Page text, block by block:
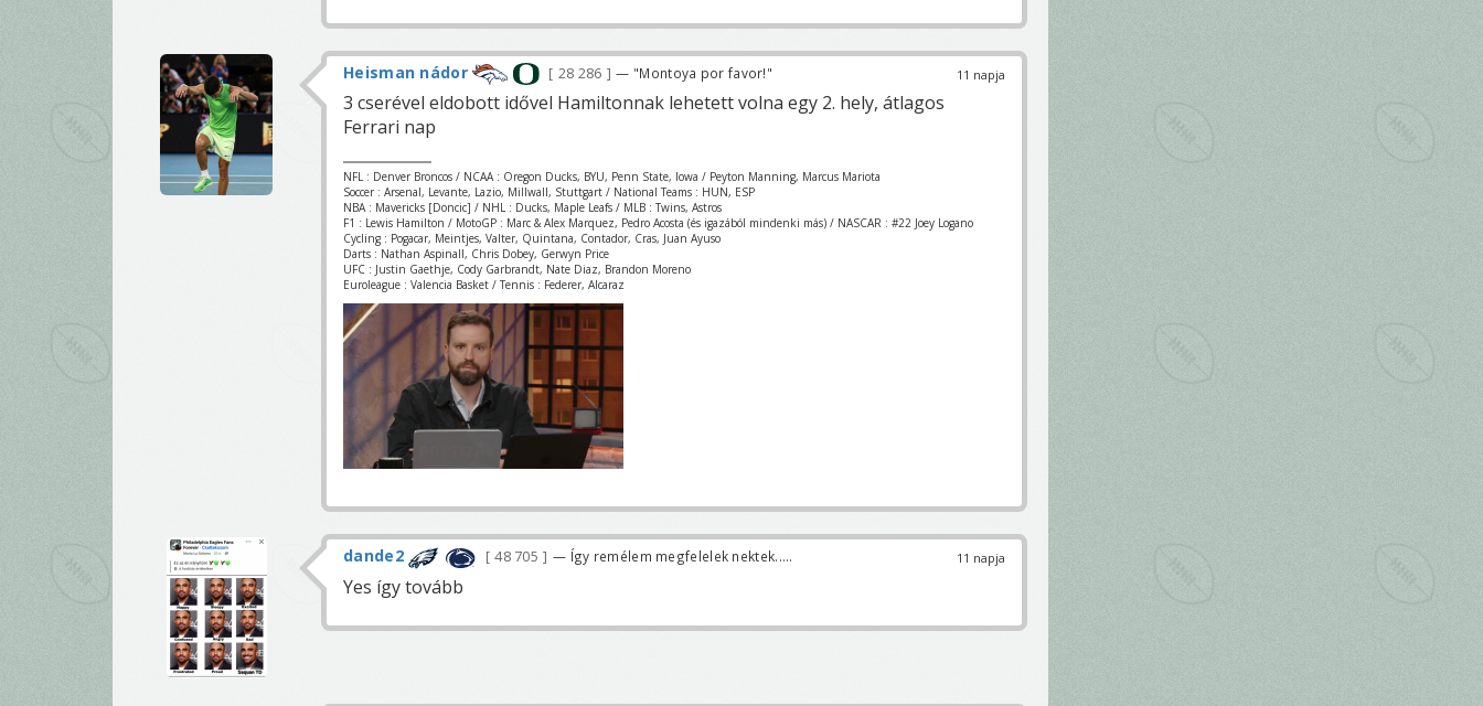
11 napja
Heisman nádor 28 286 — "Montoya por favor!"
3 cserével eldobott idővel Hamiltonnak lehetett volna egy 2. hely, átlagos
Ferrari nap
NFL : Denver Broncos / NCAA : Oregon Ducks, BYU, Penn State, Iowa / Peyton Manning, Marcus Mariota
Soccer : Arsenal, Levante, Lazio, Millwall, Stuttgart / National Teams : HUN, ESP
NBA : Mavericks [Doncic] / NHL : Ducks, Maple Leafs / MLB : Twins, Astros
F1 : Lewis Hamilton / MotoGP : Marc & Alex Marquez, Pedro Acosta (és igazából mindenki más) / NASCAR : #22 Joey Logano
Cycling : Pogacar, Meintjes, Valter, Quintana, Contador, Cras, Juan Ayuso
Darts : Nathan Aspinall, Chris Dobey, Gerwyn Price
UFC : Justin Gaethje, Cody Garbrandt, Nate Diaz, Brandon Moreno
Euroleague : Valencia Basket / Tennis : Federer, Alcaraz
11 napja
dande2 48 705 — Így remélem megfelelek nektek.....
Yes így tovább